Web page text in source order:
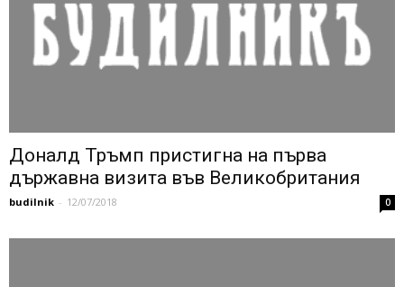
Доналд Тръмп пристигна на първа
държавна визита във Великобритания
budilnik - 12/07/2018 0